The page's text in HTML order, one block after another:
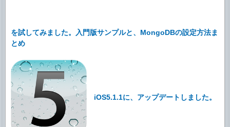
を試してみました。入門版サンプルと、MongoDBの設定方法ま
とめ
iOS5.1.1に、アップデートしました。